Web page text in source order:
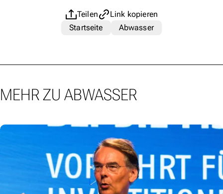
Teilen
Link kopieren
Startseite
Abwasser
MEHR ZU ABWASSER